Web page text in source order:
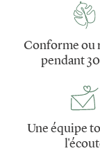
Conforme ou
pendant
Une équipe